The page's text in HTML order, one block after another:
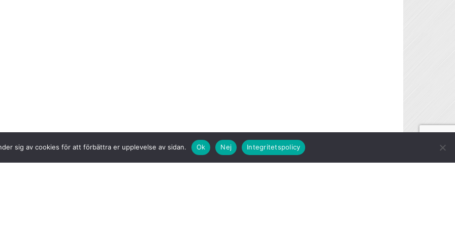
sig av cookies för att förbättra er upplevelse av sidan. Ok Nej Integritetspolicy